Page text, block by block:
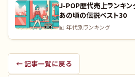
J-POP歴代売上ランキン
あの頃の伝説ベスト30
📊 年代別ランキング
← 記事一覧に戻る